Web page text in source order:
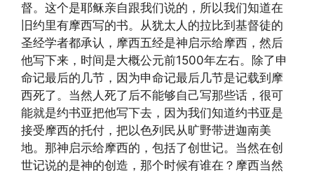
督。这个是耶稣亲自跟我们说的，所以我们知道在
旧约里有摩西写的书。从犹太人的拉比到基督徒的
圣经学者都承认，摩西五经是神启示给摩西，然后
他写下来，时间是大概公元前1500年左右。除了申
命记最后的几节，因为申命记最后几节是记载到摩
西死了。当然人死了后不能够自己写那些话，很可
能就是约书亚把他写下去，因为我们知道约书亚是
接受摩西的托付，把以色列民从旷野带进迦南美
地。那神启示给摩西的，包括了创世记。当然在创
世记说的是神的创造，那个时候有谁在？摩西当然